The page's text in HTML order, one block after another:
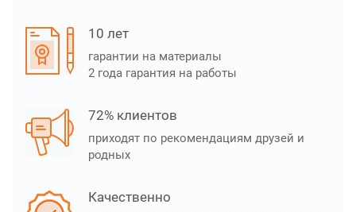
10 лет
гарантии на материалы
2 года гарантия на работы
72% клиентов
приходят по рекомендациям друзей и
родных
Качественно